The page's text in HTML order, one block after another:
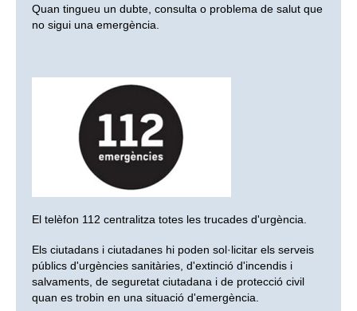
Quan tingueu un dubte, consulta o problema de salut que
no sigui una emergència.
El telèfon 112 centralitza totes les trucades d'urgència.
Els ciutadans i ciutadanes hi poden sol·licitar els serveis
públics d'urgències sanitàries, d'extinció d'incendis i
salvaments, de seguretat ciutadana i de protecció civil
quan es trobin en una situació d'emergència.